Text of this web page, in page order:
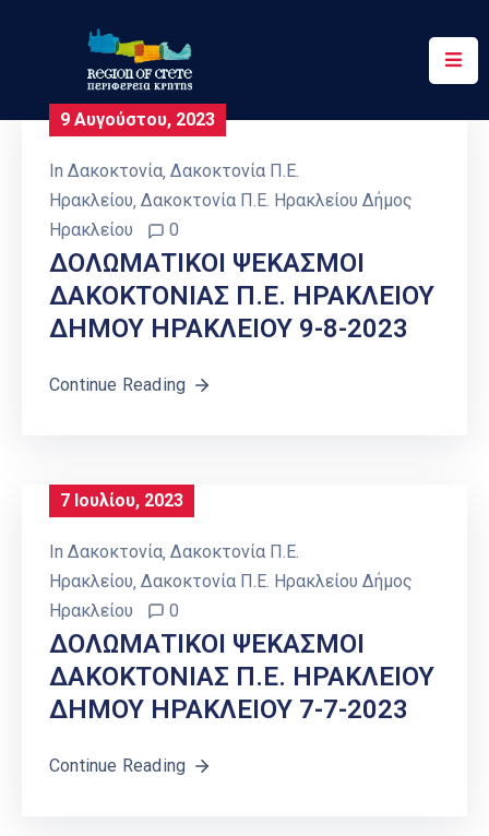
Περιφέρεια
Έργα
Ψηφιακές
Υπηρεσίες
9 Αυγούστου, 2023
In Δακοκτονία‚ Δακοκτονία Π.Ε.
Ηρακλείου‚ Δακοκτονία Π.Ε. Ηρακλείου Δήμος
Ηρακλείου
0
ΔΟΛΩΜΑΤΙΚΟΙ ΨΕΚΑΣΜΟΙ
ΔΑΚΟΚΤΟΝΙΑΣ Π.Ε. ΗΡΑΚΛΕΙΟΥ
ΔΗΜΟΥ ΗΡΑΚΛΕΙΟΥ 9-8-2023
Continue Reading
7 Ιουλίου, 2023
In Δακοκτονία Δακοκτονία Π.Ε.
Ηρακλείου Δακοκτονία Π.Ε. Ηρακλείου Δήμος
Ηρακλείου
0
ΔΟΛΩΜΑΤΙΚΟΙ ΨΕΚΑΣΜΟΙ
ΔΑΚΟΚΤΟΝΙΑΣ Π.Ε. ΗΡΑΚΛΕΙΟΥ
ΔΗΜΟΥ ΗΡΑΚΛΕΙΟΥ 7-7-2023
Continue Reading